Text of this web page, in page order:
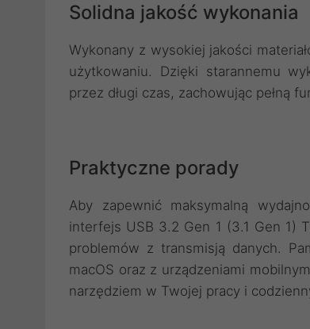
Solidna jakość wykonania
Wykonany z wysokiej jakości
użytkowaniu. Dzięki starannemu
przez długi czas, zachowując pełną
Praktyczne porady
Aby zapewnić maksymalną
interfejs USB 3.2 Gen 1 (3.1 Gen 1)
problemów z transmisją danych.
macOS oraz z urządzeniami
narzędziem w Twojej pracy i